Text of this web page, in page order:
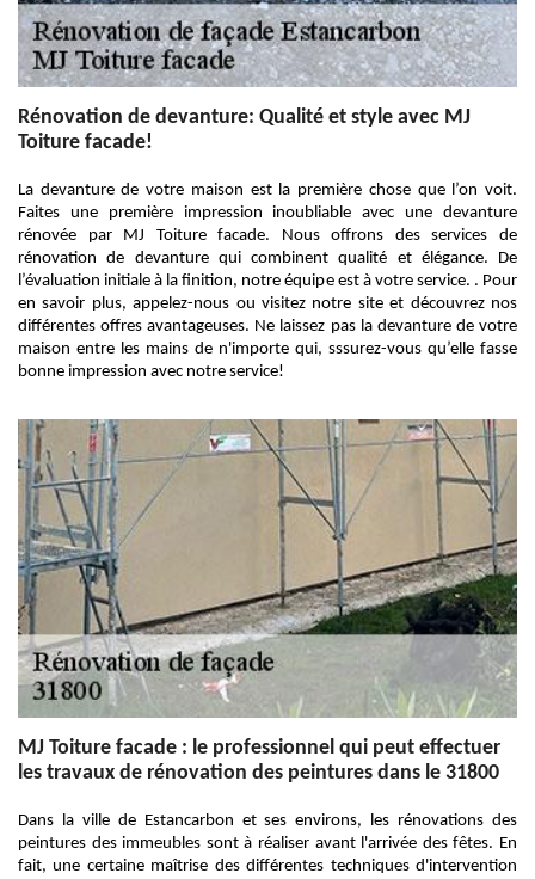
Rénovation de devanture: Qualité et style avec MJ
Toiture facade!
La devanture de votre maison est la première chose que l’on voit.
Faites une première impression inoubliable avec une devanture
rénovée par MJ Toiture facade. Nous offrons des services de
rénovation de devanture qui combinent qualité et élégance. De
l’évaluation initiale à la finition, notre équipe est à votre service. . Pour
en savoir plus, appelez-nous ou visitez notre site et découvrez nos
différentes offres avantageuses. Ne laissez pas la devanture de votre
maison entre les mains de n'importe qui, sssurez-vous qu’elle fasse
bonne impression avec notre service!
MJ Toiture facade : le professionnel qui peut effectuer
les travaux de rénovation des peintures dans le 31800
Dans la ville de Estancarbon et ses environs, les rénovations des
peintures des immeubles sont à réaliser avant l'arrivée des fêtes. En
fait, une certaine maîtrise des différentes techniques d'intervention